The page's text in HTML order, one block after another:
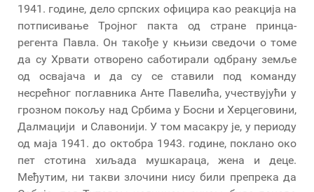
1941. године, дело српских официра као реакција на
потписивање Тројног пакта од стране принца-
регента Павла. Он такође у књизи сведочи о томе
да су Хрвати отворено саботирали одбрану земље
од освајача и да су се ставили под команду
несрећног поглавника Анте Павелића, учествујући у
грозном покољу над Србима у Босни и Херцеговини,
Далмацији и Славонији. У том масакру је, у периоду
од маја 1941. до октобра 1943. године, поклано око
пет стотина хиљада мушкараца, жена и деце.
Међутим, ни такви злочини нису били препрека да